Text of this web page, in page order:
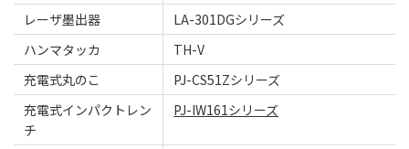
レーザ墨出器
LA-301DGシリーズ
ハンマタッカ
TH-V
充電式丸のこ
PJ-CS51Zシリーズ
充電式インパクトレン
チ
PJ-IW161シリーズ